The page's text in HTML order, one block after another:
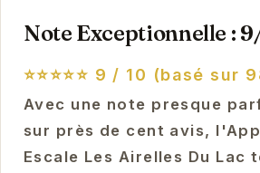
Note Exceptionnelle :
⭐⭐⭐⭐⭐ 9 / 10 (basé sur
Avec une note presque
sur près de cent avis,
Escale Les Airelles Du Lac